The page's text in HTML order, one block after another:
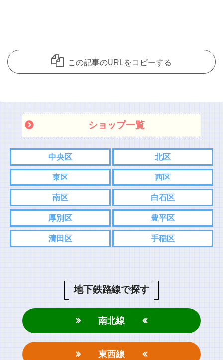
この記事のURLをコピーする
ショップ一覧
中央区 北区
東区 西区
南区 白石区
厚別区 豊平区
清田区 手稲区
地下鉄路線で探す
南北線
東西線